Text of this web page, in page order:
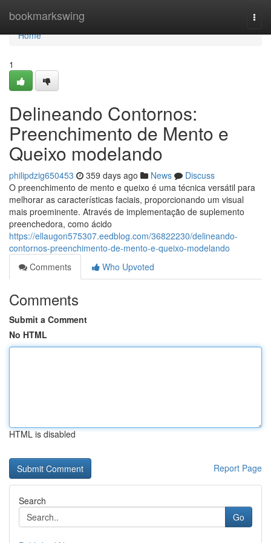
bookmarkswing
Home
Home
1
Delineando Contornos:
Preenchimento de Mento e
Queixo modelando
philipdzig650453 359 days ago News
Discuss
O preenchimento de mento e queixo é uma técnica versátil para
melhorar as características faciais, proporcionando um visual
mais proeminente. Através de implementação de suplemento
preenchedora, como ácido
https://ellaugon575307.eedblog.com/36822230/delineando-
contornos-preenchimento-de-mento-e-queixo-modelando
Comments
Who Upvoted
Comments
Submit a Comment
No HTML
HTML is disabled
Report Page
Search
Go